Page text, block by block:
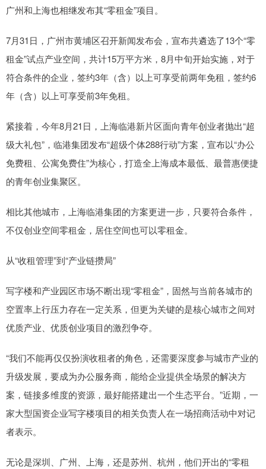
广州和上海也相继发布其“零租金”项目。
7月31日，广州市黄埔区召开新闻发布会，宣布共遴选了13个“零
租金”试点产业空间，共计15万平方米，8月中旬开始实施，对于
符合条件的企业，签约3年（含）以上可享受前两年免租，签约6
年（含）以上可享受前3年免租。
紧接着，今年8月21日，上海临港新片区面向青年创业者抛出“超
级大礼包”，临港集团发布“超级个体288行动”方案，宣布以“办公
免费租、公寓免费住”为核心，打造全上海成本最低、最普惠便捷
的青年创业集聚区。
相比其他城市，上海临港集团的方案更进一步，只要符合条件，
不仅创业空间零租金，居住空间也可以零租金。
从“收租管理”到“产业链攒局”
写字楼和产业园区市场不断出现“零租金”，固然与当前各城市的
空置率上行压力存在一定关系，但更为关键的是核心城市之间对
优质产业、优质创业项目的激烈争夺。
“我们不能再仅仅扮演收租者的角色，还需要深度参与城市产业的
升级发展，要成为办公服务商，能给企业提供全场景的解决方
案，链接多维度的资源，最好能搭建出一个生态平台。”近期，一
家大型国资企业写字楼项目的相关负责人在一场招商活动中对记
者表示。
无论是深圳、广州、上海，还是苏州、杭州，他们开出的“零租